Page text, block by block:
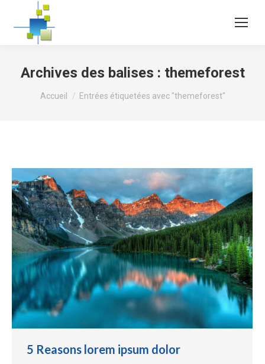
Archives des balises : themeforest
Vous êtes ici :
Accueil Entrées étiquetées avec "themeforest"
5 Reasons lorem ipsum dolor